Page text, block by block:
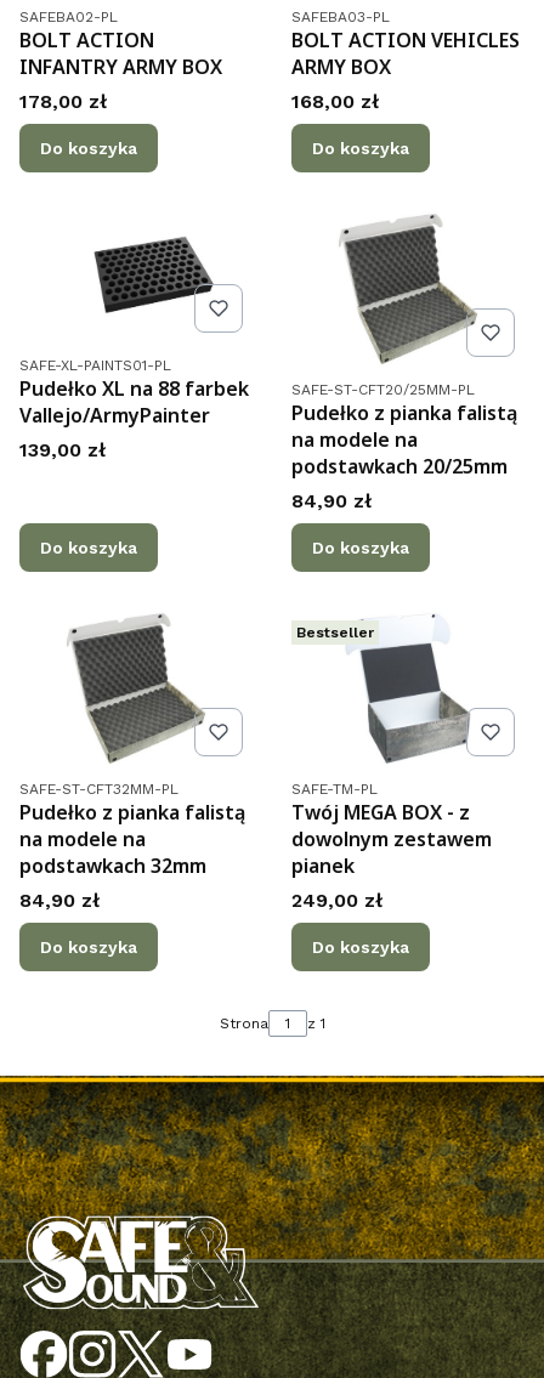
Kod produktu
SAFEBA02-PL
BOLT ACTION
INFANTRY ARMY BOX
Cena
178,00 zł
Do koszyka
Kod produktu
SAFEBA03-PL
BOLT ACTION VEHICLES
ARMY BOX
Cena
168,00 zł
Do koszyka
Kod produktu
SAFE-XL-PAINTS01-PL
Pudełko XL na 88 farbek
Vallejo/ArmyPainter
Cena
139,00 zł
Do koszyka
Kod produktu
SAFE-ST-CFT20/25MM-PL
Pudełko z pianka falistą
na modele na
podstawkach 20/25mm
Cena
84,90 zł
Do koszyka
Kod produktu
SAFE-ST-CFT32MM-PL
Pudełko z pianka falistą
na modele na
podstawkach 32mm
Cena
84,90 zł
Do koszyka
Bestseller
Kod produktu
SAFE-TM-PL
Twój MEGA BOX - z
dowolnym zestawem
pianek
Cena
249,00 zł
Do koszyka
Strona z 1